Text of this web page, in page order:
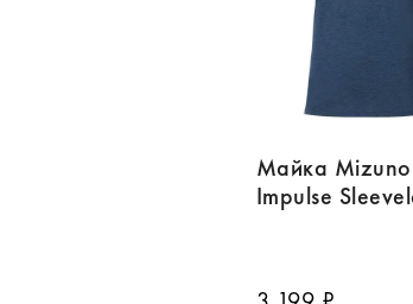
Майка
Impulse